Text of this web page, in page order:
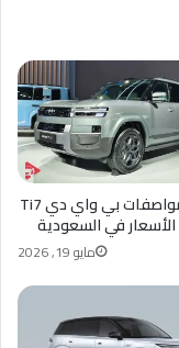
مراجعة مواصفات بي واي دي Ti7
مايو 19, 2026